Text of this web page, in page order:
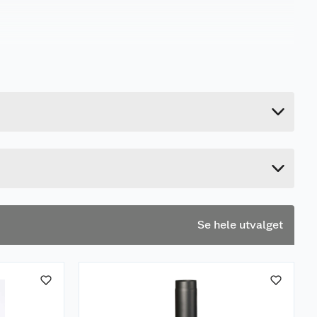
Se hele utvalget